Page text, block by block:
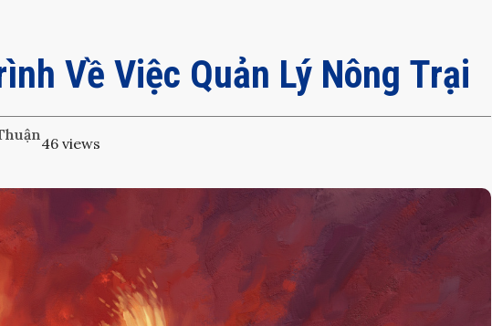
Về Việc Quản Lý Nông Trại
46 views